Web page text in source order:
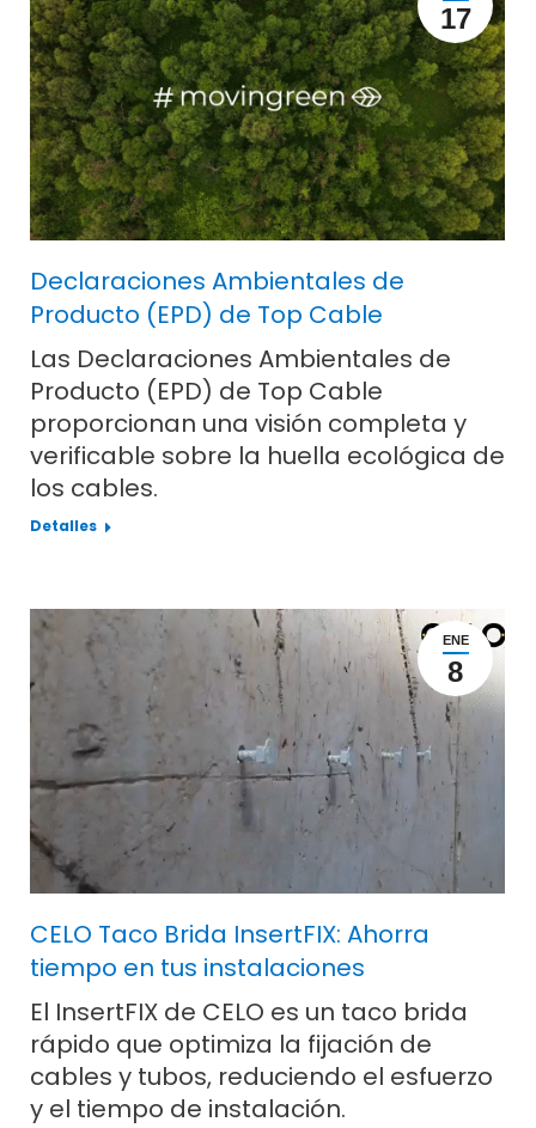
17
Declaraciones Ambientales de
Producto (EPD) de Top Cable
Las Declaraciones Ambientales de
Producto (EPD) de Top Cable
proporcionan una visión completa y
verificable sobre la huella ecológica de
los cables.
Detalles
ENE
8
CELO Taco Brida InsertFIX: Ahorra
tiempo en tus instalaciones
El InsertFIX de CELO es un taco brida
rápido que optimiza la fijación de
cables y tubos, reduciendo el esfuerzo
y el tiempo de instalación.